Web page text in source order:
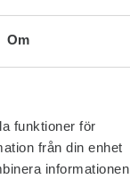
Om
funktioner för
från din enhet
informationen